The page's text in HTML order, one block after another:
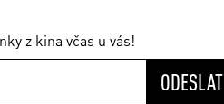
z kina včas u vás!
ODESLAT